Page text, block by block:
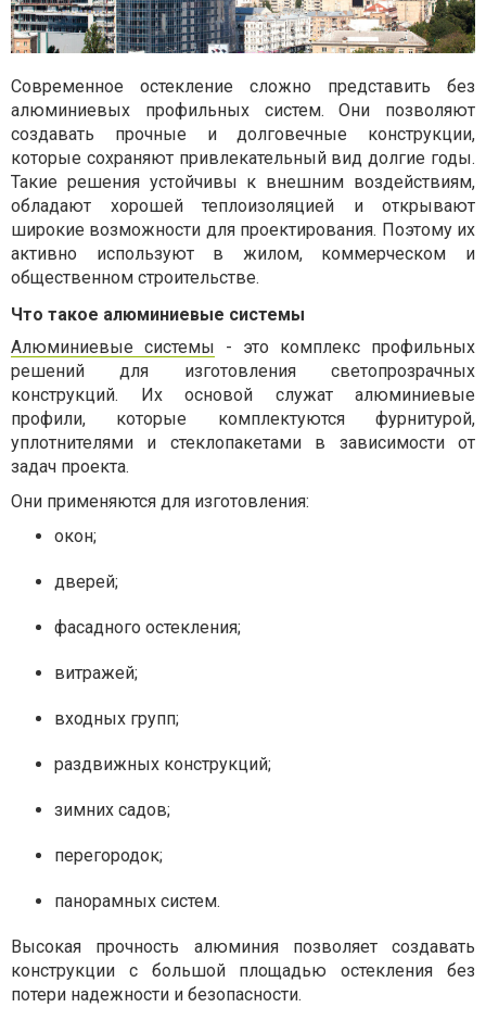
Современное остекление сложно представить без
алюминиевых профильных систем. Они позволяют
создавать прочные и долговечные конструкции,
которые сохраняют привлекательный вид долгие годы.
Такие решения устойчивы к внешним воздействиям,
обладают хорошей теплоизоляцией и открывают
широкие возможности для проектирования. Поэтому их
активно используют в жилом, коммерческом и
общественном строительстве.
Что такое алюминиевые системы
Алюминиевые системы - это комплекс профильных
решений для изготовления светопрозрачных
конструкций. Их основой служат алюминиевые
профили, которые комплектуются фурнитурой,
уплотнителями и стеклопакетами в зависимости от
задач проекта.
Они применяются для изготовления:
окон;
дверей;
фасадного остекления;
витражей;
входных групп;
раздвижных конструкций;
зимних садов;
перегородок;
панорамных систем.
Высокая прочность алюминия позволяет создавать
конструкции с большой площадью остекления без
потери надежности и безопасности.